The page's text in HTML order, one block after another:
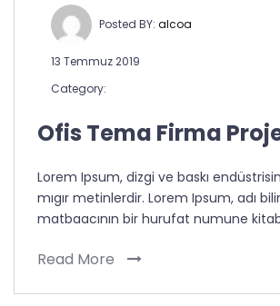
Posted BY: alcoa
13 Temmuz 2019
Category:
Ofis Tema Firma
Lorem Ipsum, dizgi ve baskı
mıgır metinlerdir. Lorem Ipsum, adı
matbaacının bir hurufat numune
Read More